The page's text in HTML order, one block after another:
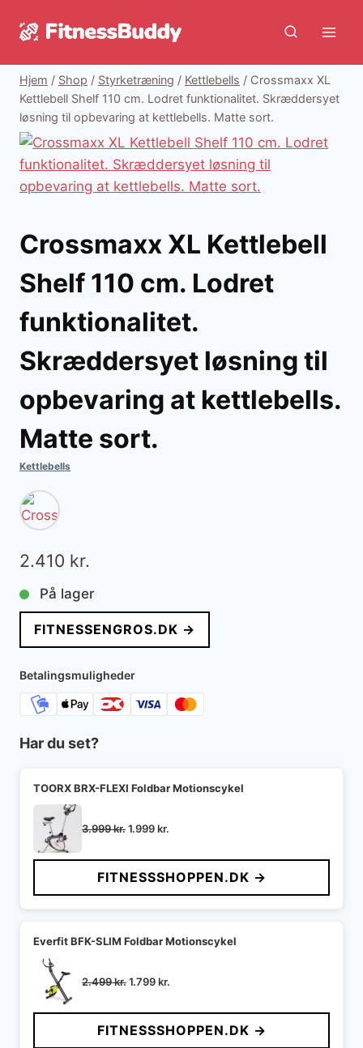
Hjem / Shop / Styrketræning / Kettlebells / Crossmaxx XL
Kettlebell Shelf 110 cm. Lodret funktionalitet. Skræddersyet
løsning til opbevaring at kettlebells. Matte sort.
Crossmaxx XL Kettlebell
Shelf 110 cm. Lodret
funktionalitet.
Skræddersyet løsning til
opbevaring at kettlebells.
Matte sort.
Kettlebells
2.410 kr.
På lager
FITNESSENGROS.DK →
Betalingsmuligheder
Har du set?
TOORX BRX-FLEXI Foldbar Motionscykel
3.999kr.Den
pris
var:
3.999 kr..
1.999kr.
pris
er:
1.999 kr..
FITNESSSHOPPEN.DK →
Everfit BFK-SLIM Foldbar Motionscykel
2.499kr.Den
pris
var:
1.799kr.
pris
er:
FITNESSSHOPPEN.DK →